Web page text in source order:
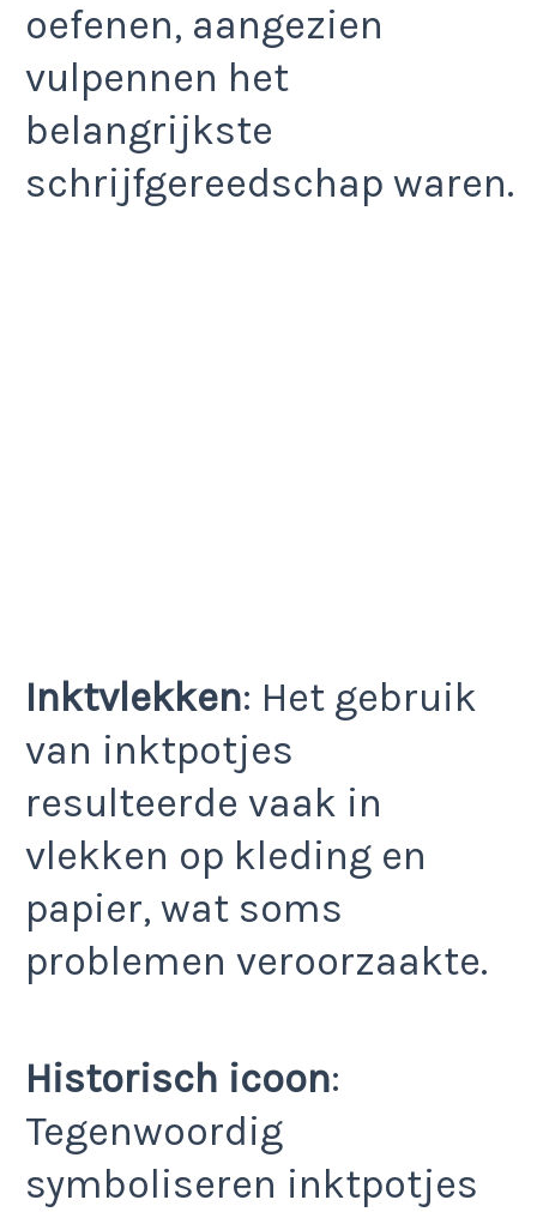
oefenen, aangezien
vulpennen het
belangrijkste
schrijfgereedschap waren.
Inktvlekken: Het gebruik
van inktpotjes
resulteerde vaak in
vlekken op kleding en
papier, wat soms
problemen veroorzaakte.
Historisch icoon:
Tegenwoordig
symboliseren inktpotjes